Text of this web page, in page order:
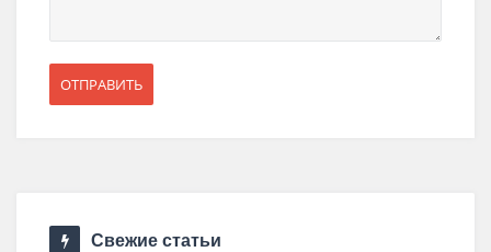
Свежие статьи